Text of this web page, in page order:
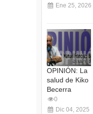
Ene 25, 2026
OPINIÓN: La
salud de Kiko
Becerra
0
Dic 04, 2025